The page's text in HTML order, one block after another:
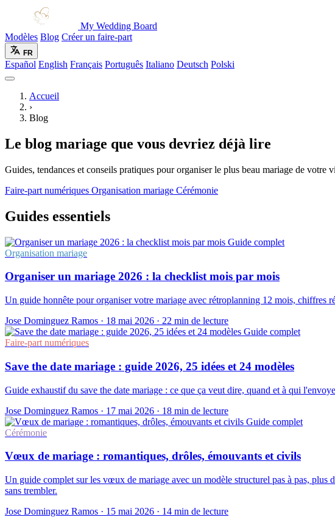
My Wedding Board
Modèles Blog Créer un faire-part
FR
Español English Français Português Italiano Deutsch Polski
Accueil
›
Blog
Le blog mariage que vous devriez déjà lire
Guides, tendances et conseils pratiques pour organiser le plus beau mariage de votre
Faire-part numériques Organisation mariage Cérémonie
Guides essentiels
Guide complet
Organisation mariage
Organiser un mariage 2026 : la checklist mois par mois
Un guide honnête pour organiser votre mariage avec rétroplanning 12 mois, chiffres
Jose Dominguez Ramos · 18 mai 2026 · 22 min de lecture
Guide complet
Faire-part numériques
Save the date mariage : guide 2026, 25 idées et 24 modèles
Guide exhaustif du save the date mariage : ce que ça veut dire, quand et à qui
Jose Dominguez Ramos · 17 mai 2026 · 18 min de lecture
Guide complet
Cérémonie
Vœux de mariage : romantiques, drôles, émouvants et civils
Un guide complet sur les vœux de mariage avec un modèle structurel pas à pas,
sans trembler.
Jose Dominguez Ramos · 15 mai 2026 · 14 min de lecture